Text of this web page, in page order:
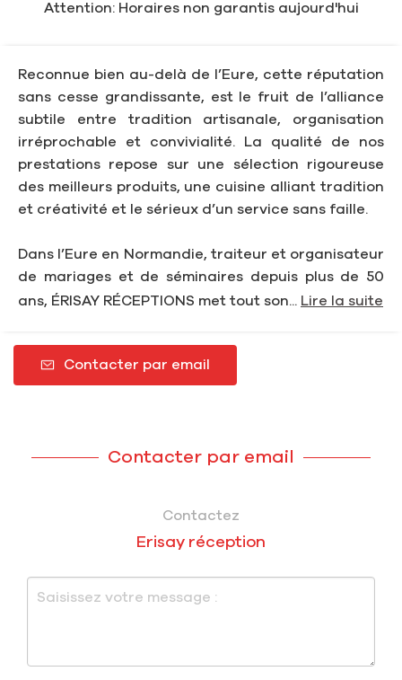
Attention: Horaires non garantis aujourd'hui
Reconnue bien au-delà de l’Eure, cette réputation
sans cesse grandissante, est le fruit de l’alliance
subtile entre tradition artisanale, organisation
irréprochable et convivialité. La qualité de nos
prestations repose sur une sélection rigoureuse
des meilleurs produits, une cuisine alliant tradition
et créativité et le sérieux d’un service sans faille.
Dans l’Eure en Normandie, traiteur et organisateur
de mariages et de séminaires depuis plus de 50
ans, ÉRISAY RÉCEPTIONS met tout son... Lire la suite
Contacter par email
Contacter par email
Contactez
Erisay réception